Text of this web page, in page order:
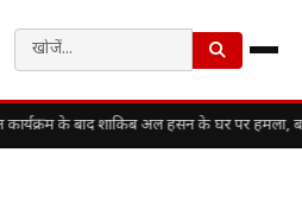
के बाद शाकिब अल हसन के घर पर हमला,